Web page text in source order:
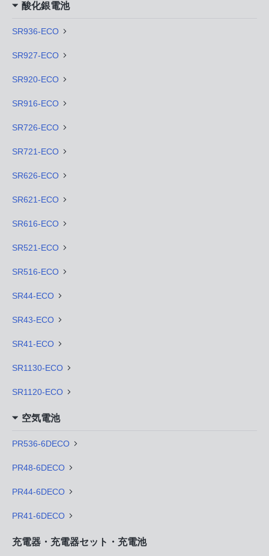
酸化銀電池
SR936-ECO
SR927-ECO
SR920-ECO
SR916-ECO
SR726-ECO
SR721-ECO
SR626-ECO
SR621-ECO
SR616-ECO
SR521-ECO
SR516-ECO
SR44-ECO
SR43-ECO
SR41-ECO
SR1130-ECO
SR1120-ECO
空気電池
PR536-6DECO
PR48-6DECO
PR44-6DECO
PR41-6DECO
充電器・充電器セット・充電池